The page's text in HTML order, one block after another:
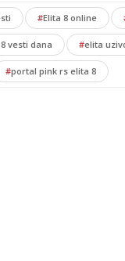
#Elita 8 online
vesti dana #elita
#portal pink rs elita 8